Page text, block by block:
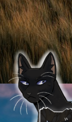
Siirry
sisältöön